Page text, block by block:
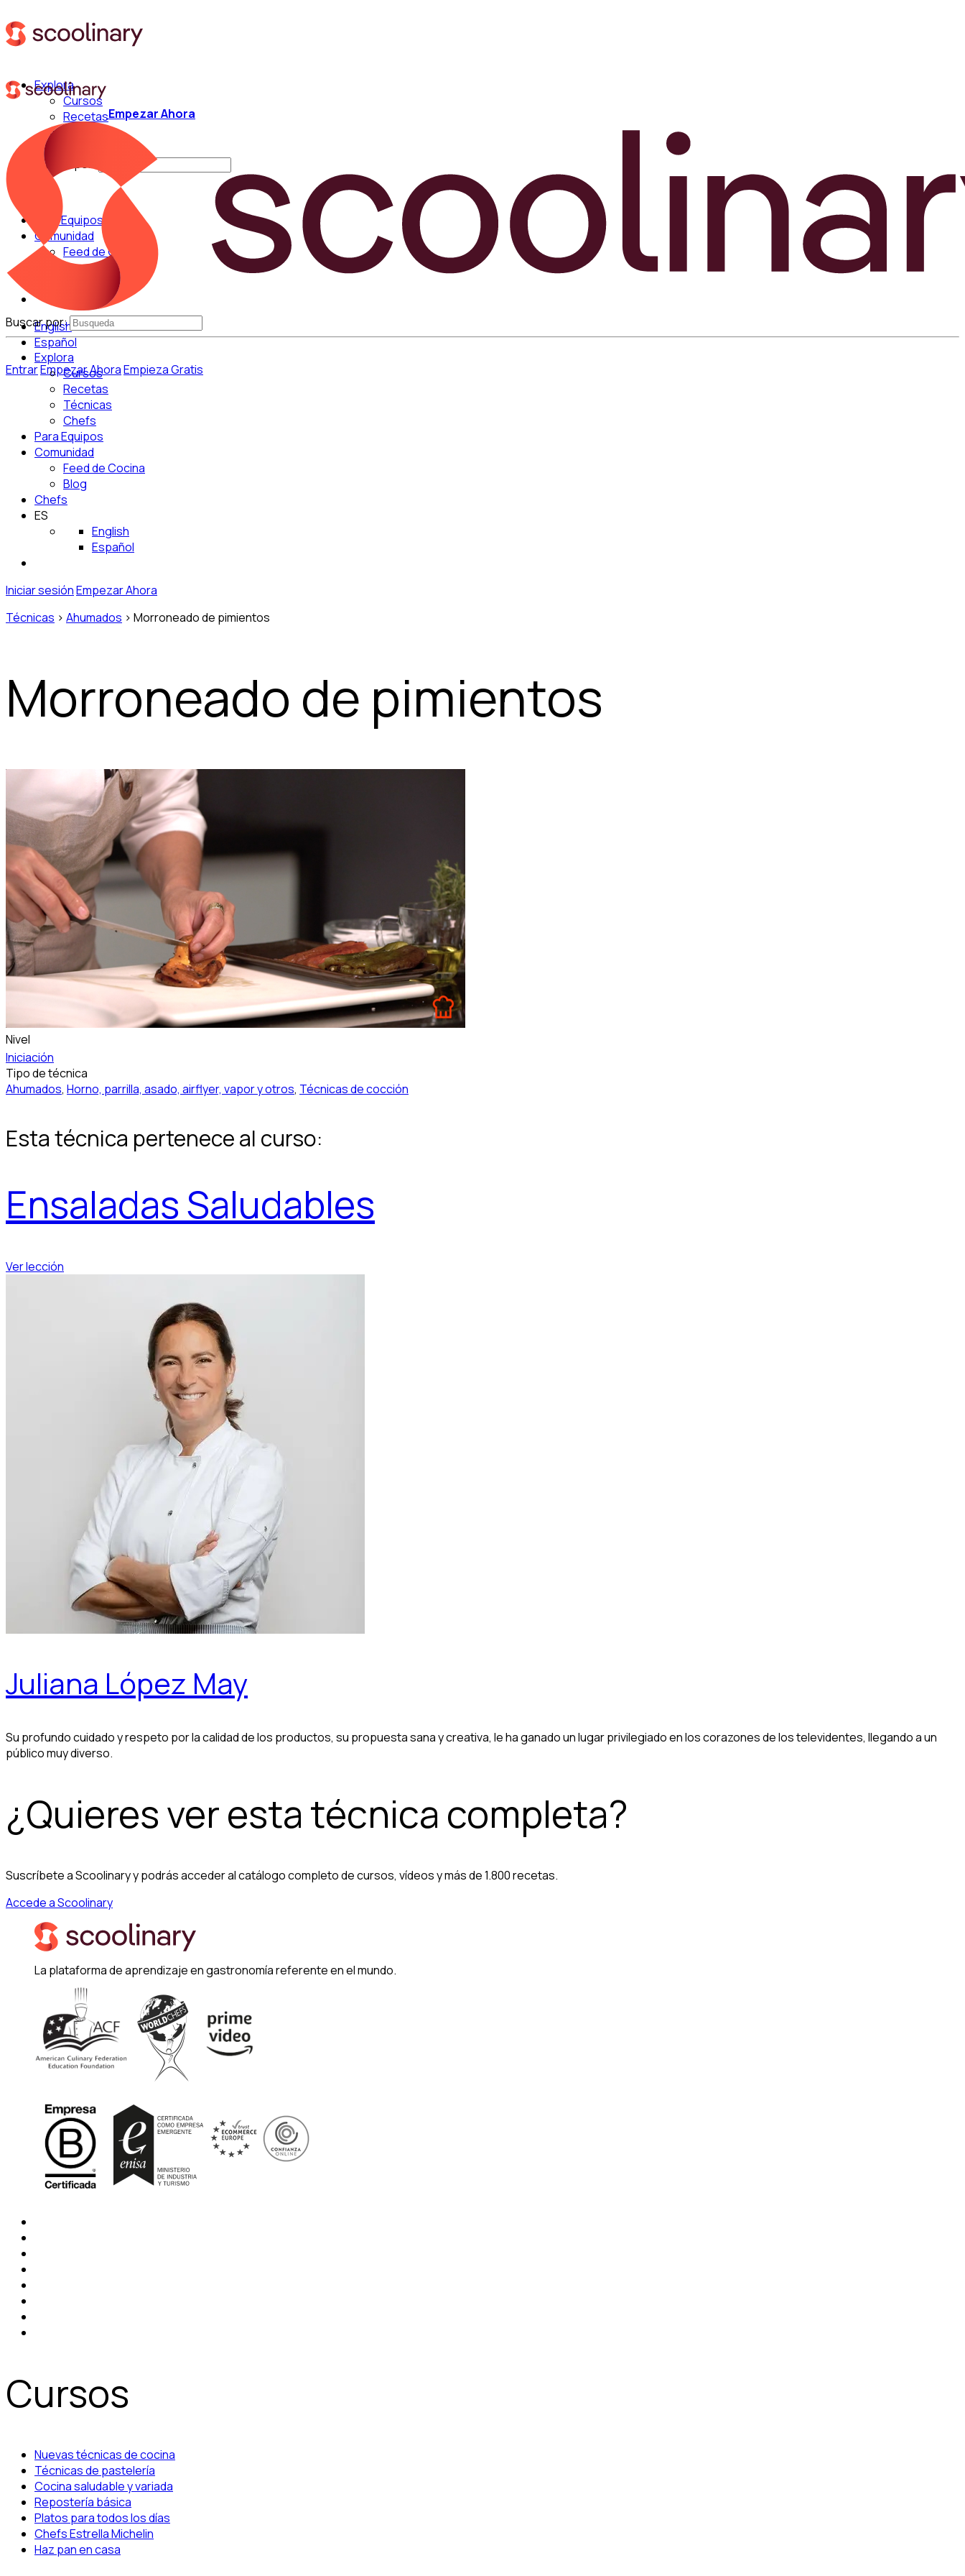
Explora
Cursos
Recetas
Buscar por:
Para Equipos
Comunidad
Feed de Cocina
Blog
English
Español
EntrarEmpezar AhoraEmpieza Gratis
Empezar Ahora
Buscar por:
Explora
Cursos
Recetas
Técnicas
Chefs
Para Equipos
Comunidad
Feed de Cocina
Blog
Chefs
ES
English
Español
Iniciar sesiónEmpezar Ahora
Técnicas > Ahumados > Morroneado de pimientos
Morroneado de pimientos
Nivel
Iniciación
Tipo de técnica
Ahumados, Horno, parrilla, asado, airflyer, vapor y otros, Técnicas de cocción
Esta técnica pertenece al curso:
Ensaladas Saludables
Ver lección
Juliana López May
Su profundo cuidado y respeto por la calidad de los productos, su propuesta sana y creativa, le ha ganado un lugar privilegiado en los corazones de los televidentes, llegando a un
público muy diverso.
¿Quieres ver esta técnica completa?
Suscríbete a Scoolinary y podrás acceder al catálogo completo de cursos, vídeos y más de 1.800 recetas.
Accede a Scoolinary
La plataforma de aprendizaje en gastronomía referente en el mundo.
Cursos
Nuevas técnicas de cocina
Técnicas de pastelería
Cocina saludable y variada
Repostería básica
Platos para todos los días
Chefs Estrella Michelin
Haz pan en casa